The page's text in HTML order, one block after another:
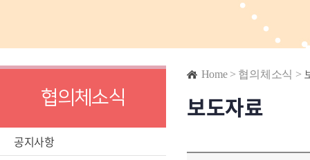
협의체소식
공지사항
Home > 협의체소식 >
보도자료